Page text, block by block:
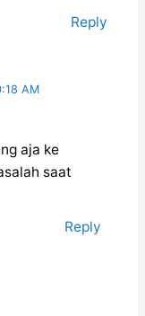
Reply
AM
aja ke
saat
Reply